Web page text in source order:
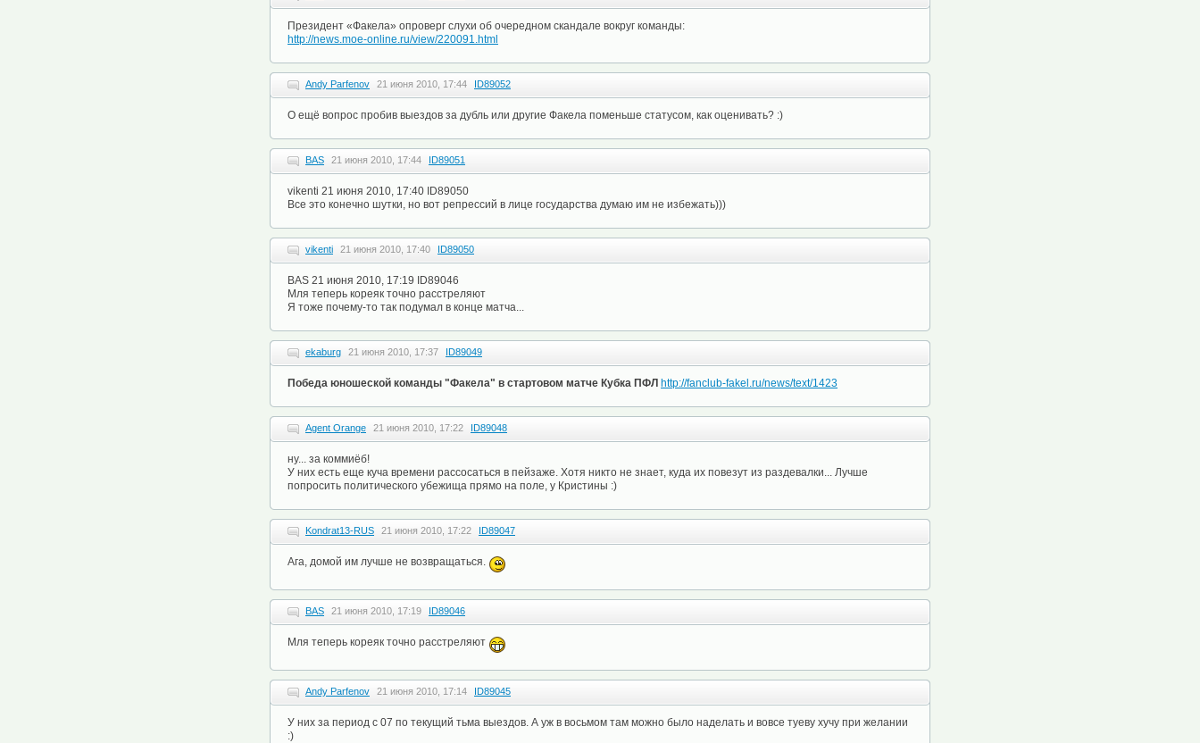
Президент «Факела» опроверг слухи об очередном скандале вокруг команды:
http://news.moe-online.ru/view/220091.html
Andy Parfenov 21 июня 2010, 17:44 ID89052
О ещё вопрос пробив выездов за дубль или другие Факела поменьше статусом, как оценивать? :)
BAS 21 июня 2010, 17:44 ID89051
vikenti 21 июня 2010, 17:40 ID89050
Все это конечно шутки, но вот репрессий в лице государства думаю им не избежать)))
vikenti 21 июня 2010, 17:40 ID89050
BAS 21 июня 2010, 17:19 ID89046
Мля теперь кореяк точно расстреляют
Я тоже почему-то так подумал в конце матча...
ekaburg 21 июня 2010, 17:37 ID89049
Победа юношеской команды "Факела" в стартовом матче Кубка ПФЛ http://fanclub-fakel.ru/news/text/1423
Agent Orange 21 июня 2010, 17:22 ID89048
ну... за коммиёб!
У них есть еще куча времени рассосаться в пейзаже. Хотя никто не знает, куда их повезут из раздевалки... Лучше
попросить политического убежища прямо на поле, у Кристины :)
Kondrat13-RUS 21 июня 2010, 17:22 ID89047
Ага, домой им лучше не возвращаться.
BAS 21 июня 2010, 17:19 ID89046
Мля теперь кореяк точно расстреляют
Andy Parfenov 21 июня 2010, 17:14 ID89045
У них за период с 07 по текущий тьма выездов. А уж в восьмом там можно было наделать и вовсе туеву хучу при желании
:)